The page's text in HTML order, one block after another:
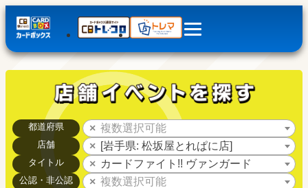
都道府県 複数選択可能
店舗 [岩手県: 松坂屋とれぱに店]
タイトル カードファイト!! ヴァンガード
公認・非公認 複数選択可能